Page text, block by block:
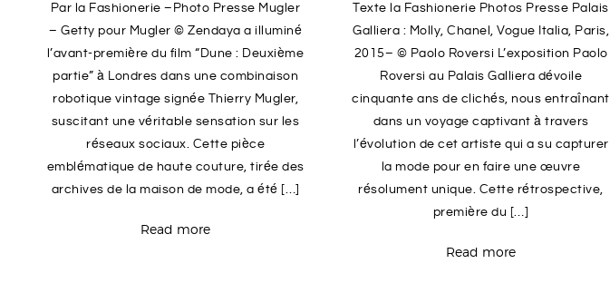
Par la Fashionerie –Photo Presse Mugler
– Getty pour Mugler © Zendaya a illuminé
l’avant-première du film “Dune : Deuxième
partie” à Londres dans une combinaison
robotique vintage signée Thierry Mugler,
suscitant une véritable sensation sur les
réseaux sociaux. Cette pièce
emblématique de haute couture, tirée des
archives de la maison de mode, a été […]
Read more
Texte la Fashionerie Photos Presse Palais
Galliera : Molly, Chanel, Vogue Italia, Paris,
2015– © Paolo Roversi L’exposition Paolo
Roversi au Palais Galliera dévoile
cinquante ans de clichés, nous entraînant
dans un voyage captivant à travers
l’évolution de cet artiste qui a su capturer
la mode pour en faire une œuvre
résolument unique. Cette rétrospective,
première du […]
Read more